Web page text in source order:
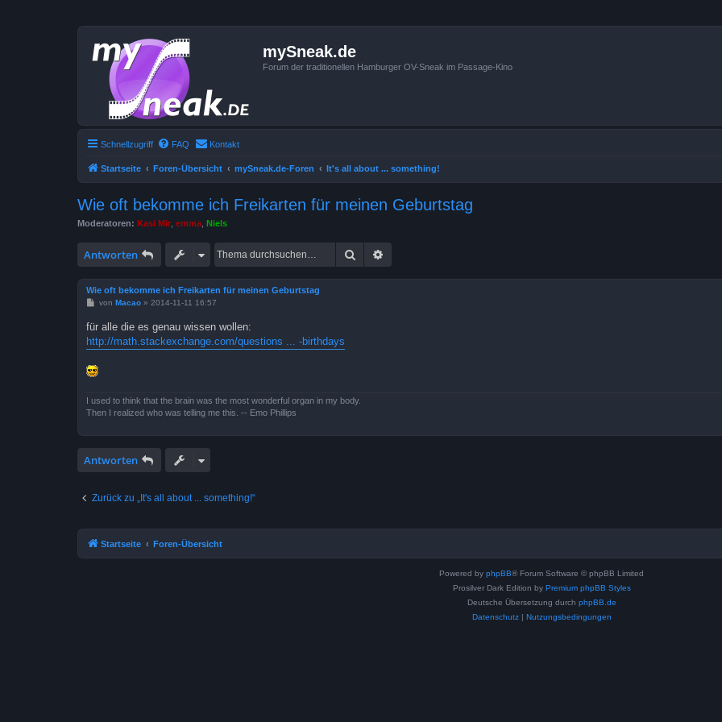
mySneak.de
Forum der traditionellen Hamburger OV-Sneak im Passage-Kino
Schnellzugriff FAQ Kontakt
Startseite Foren-Übersicht mySneak.de-Foren It's all about ... something!
Wie oft bekomme ich Freikarten für meinen Geburtstag
Moderatoren: Kasi Mir emma Niels
Antworten Suche
Wie oft bekomme ich Freikarten für meinen Geburtstag
B
t
r
a
von Macao» 2014-11-11 16:57
für alle die es genau wissen wollen:
http://math.stackexchange.com/questions ... -birthdays
I used to think that the brain was the most wonderful organ in my body.
Then I realized who was telling me this. -- Emo Phillips
Antworten
Zurück zu „It's all about ... something!“
Startseite Foren-Übersicht
Powered by phpBB® Forum Software © phpBB Limited
Prosilver Dark Edition by Premium phpBB Styles
Deutsche Übersetzung durch phpBB.de
Datenschutz| Nutzungsbedingungen